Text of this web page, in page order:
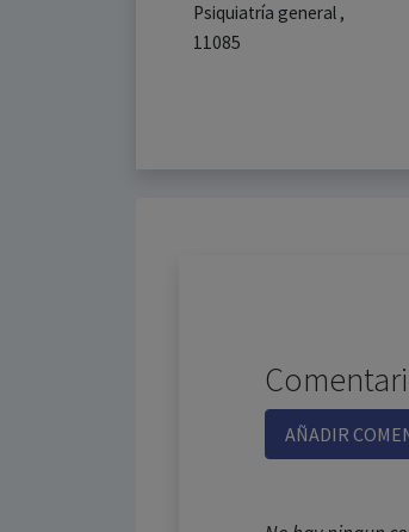
Psiquiatría general ,
11085
AÑADIR